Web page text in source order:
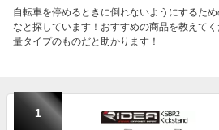
自転車を停めるときに倒れないようにするた
なと探しています！おすすめの商品を教えて
量タイプのものだと助かります！
1